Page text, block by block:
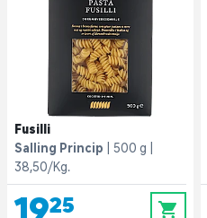
Fusilli
Salling Princip
500 g
38,50/Kg.
0